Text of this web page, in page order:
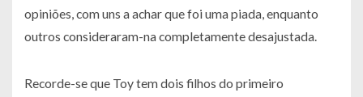
opiniões, com uns a achar que foi uma piada, enquanto
outros consideraram-na completamente desajustada.
Recorde-se que Toy tem dois filhos do primeiro